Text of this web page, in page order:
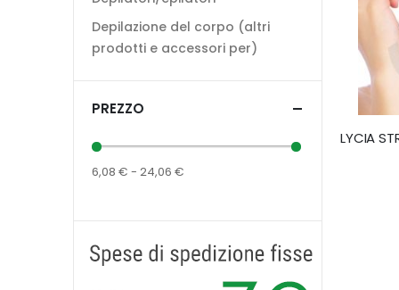
Depilazione del corpo (altri
prodotti e accessori per)
PREZZO
6,08 € - 24,06 €